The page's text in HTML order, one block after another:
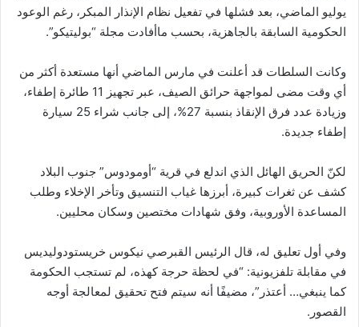
يوليو الماضي، بعد فشلها في تفعيل نظام الإنذار المبكر، رغم الوعود
الحكومية السابقة بالجاهزية، بحسب ماأفادت مجلة “بوليتيكو”.
وكانت السلطات قد أعلنت في مارس الماضي أنها مستعدة أكثر من
أي وقت مضى لمواجهة حرائق الصيف، عبر تجهيز 11 طائرة إطفاء،
وزيادة عدد فرق الإنقاذ بنسبة 27%، إلى جانب شراء 25 سيارة
إطفاء جديدة.
لكنّ الحريق الهائل الذي اندلع في قرية “أومودوس” جنوب البلاد
كشف عن ثغرات كبيرة، أبرزها غياب التنسيق وتأخر الإخلاء وطلب
المساعدة الأوروبية، وفق شهادات مختصين وسكان محليين.
وفي أول تعليق له، قال الرئيس القبرصي نيكوس خريستودوليديس
في مقابلة تلفزيونية: “في لحظة حرجة كهذه، لم تستجب الحكومة
كما ينبغي… أعتذر”، مضيفًا أنه سيتم فتح تحقيق لمعالجة أوجه
القصور.